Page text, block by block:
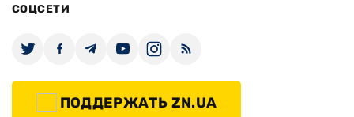
СОЦСЕТИ
ПОДДЕРЖАТЬ ZN.UA